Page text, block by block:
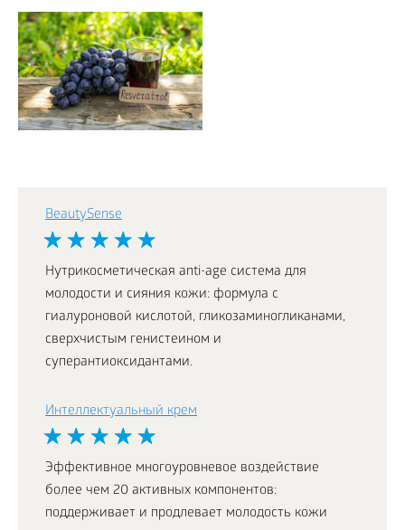
BeautySense
Нутрикосметическая anti-age система для
молодости и сияния кожи: формула с
гиалуроновой кислотой, гликозаминогликанами,
сверхчистым генистеином и
суперантиоксидантами.
Интеллектуальный крем
Эффективное многоуровневое воздействие
более чем 20 активных компонентов:
поддерживает и продлевает молодость кожи